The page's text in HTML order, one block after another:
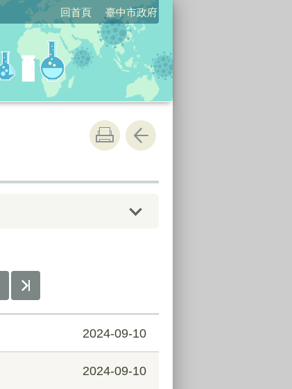
回首頁 臺中市政府
2024-09-10
2024-09-10